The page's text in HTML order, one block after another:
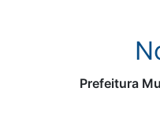
Prefeitura